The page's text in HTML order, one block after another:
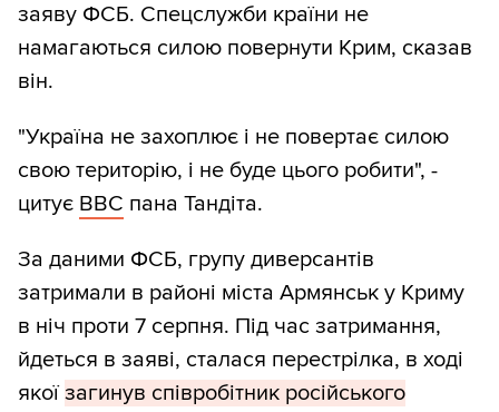
заяву ФСБ. Спецслужби країни не
намагаються силою повернути Крим, сказав
він.
"Україна не захоплює і не повертає силою
свою територію, і не буде цього робити", -
цитує ВВС пана Тандіта.
За даними ФСБ, групу диверсантів
затримали в районі міста Армянськ у Криму
в ніч проти 7 серпня. Під час затримання,
йдеться в заяві, сталася перестрілка, в ході
якоїзагинув співробітник російського